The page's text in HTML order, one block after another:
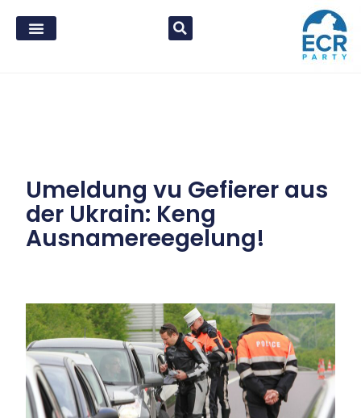
Umeldung vu Gefierer aus
der Ukrain: Keng
Ausnamereegelung!